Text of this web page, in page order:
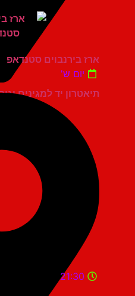
תיאטרון יד למגינים יגור
ארז בירנבוים סטנדאפ
יום ש'
21:30